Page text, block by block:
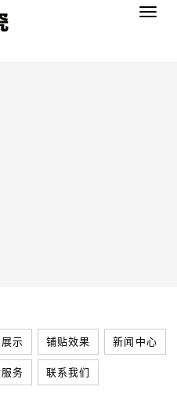
示 铺贴效果 新闻中心
务 联系我们